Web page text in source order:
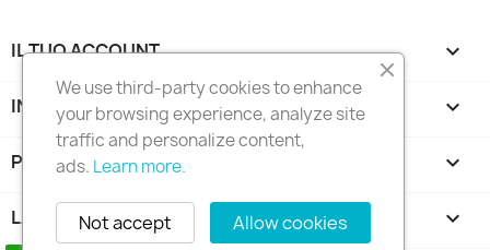
IL TUO ACCOUNT 
INFORMAZIONI NEGOZIO keyboard_arrow_down
PRODOTTI 
LA NOSTRA AZIENDA 
We use third-party cookies to enhance
your browsing experience, analyze site
traffic and personalize content,
ads. Learn more.
Allow cookies
Not accept